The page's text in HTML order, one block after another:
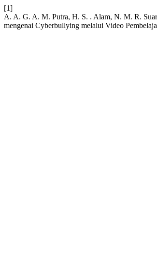
[1]
A. A. G. A. M. Putra, H. S. . Alam, N. M. R.
mengenai Cyberbullying melalui Video